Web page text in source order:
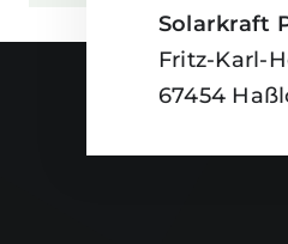
Solarkraft
Fritz-Karl-
67454